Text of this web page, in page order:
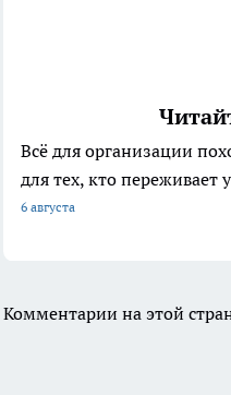
Всё для организации
для тех, кто переживает
6 августа
Комментарии на этой